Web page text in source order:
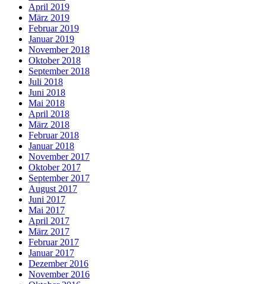
April 2019
März 2019
Februar 2019
Januar 2019
November 2018
Oktober 2018
September 2018
Juli 2018
Juni 2018
Mai 2018
April 2018
März 2018
Februar 2018
Januar 2018
November 2017
Oktober 2017
September 2017
August 2017
Juni 2017
Mai 2017
April 2017
März 2017
Februar 2017
Januar 2017
Dezember 2016
November 2016